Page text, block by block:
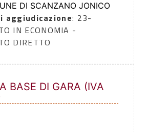
DI SCANZANO JONICO
aggiudicazione: 23-
IN ECONOMIA -
DIRETTO
BASE DI GARA (IVA